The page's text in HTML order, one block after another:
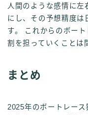
人間のような感情に左
にし、その予想精度は
す。 これからのボー
割を担っていくことは
まとめ
2025年のボートレー